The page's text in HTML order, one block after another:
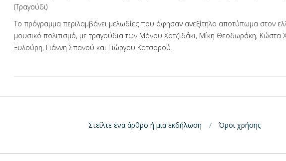
(Τραγούδι)
Το πρόγραμμα περιλαμβάνει μελωδίες που άφησαν ανεξίτηλο αποτύπωμα στον
μουσικό πολιτισμό, με τραγούδια των Μάνου Χατζιδάκι, Μίκη Θεοδωράκη, Κώστα
Ξυλούρη, Γιάννη Σπανού και Γιώργου Κατσαρού.
Στείλτε ένα άρθρο ή μια εκδήλωση Όροι χρήσης